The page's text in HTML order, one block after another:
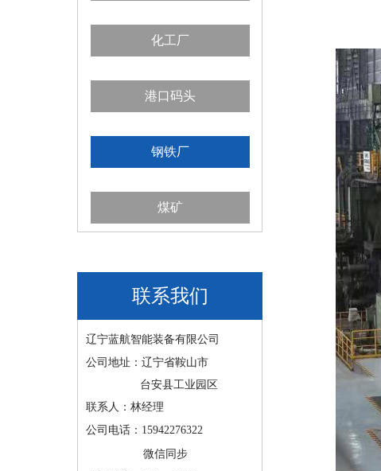
化工厂
港口码头
钢铁厂
煤矿
联系我们
辽宁蓝航智能装备有限公司
公司地址：辽宁省鞍山市
台安县工业园区
联系人：林经理
公司电话：15942276322
微信同步